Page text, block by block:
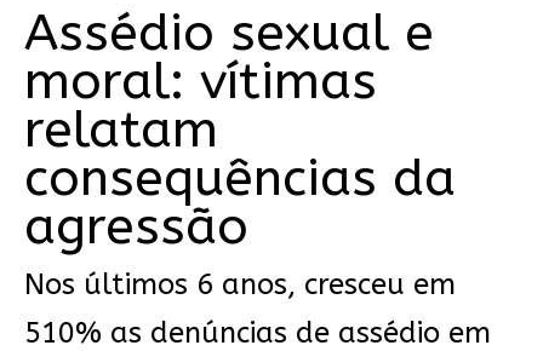
Assédio sexual e
moral: vítimas
relatam
consequências da
agressão
Nos últimos 6 anos, cresceu em
510% as denúncias de assédio em